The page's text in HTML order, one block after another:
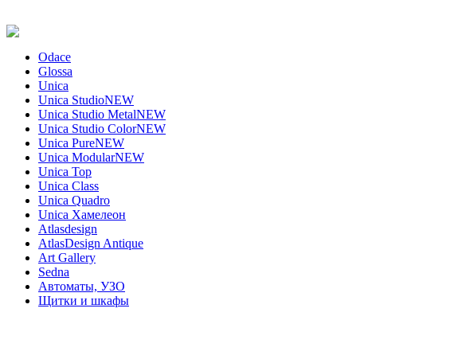
Odace
Glossa
Unica
Unica StudioNEW
Unica Studio MetalNEW
Unica Studio ColorNEW
Unica PureNEW
Unica ModularNEW
Unica Top
Unica Class
Unica Quadro
Unica Хамелеон
Atlasdesign
AtlasDesign Antique
Art Gallery
Sedna
Автоматы, УЗО
Щитки и шкафы